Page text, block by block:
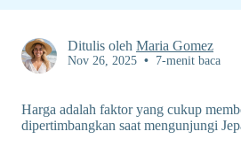
Ditulis oleh Maria Gomez
Nov 26, 2025 • 7-menit baca
Harga adalah faktor yang cukup
dipertimbangkan saat mengunjungi